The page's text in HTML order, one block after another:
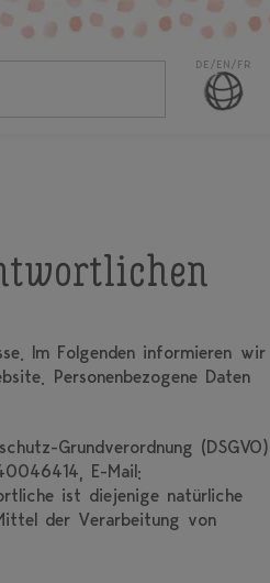
DE/EN/FR
Im Folgenden informieren wir
Personenbezogene Daten
Grundverordnung (DSGVO)
E-Mail:
ist diejenige natürliche
der Verarbeitung von